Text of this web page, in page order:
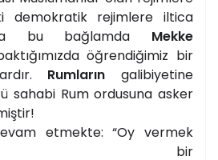
demokratik rejimlere iltica
bu bağlamda Mekke
öğrendiğimiz bir
Rumların galibiyetine
sahabi Rum ordusuna asker
etmekte: “Oy vermek
bir